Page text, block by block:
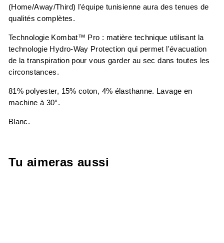
(Home/Away/Third) l'équipe tunisienne aura des tenues de
qualités complètes.
Technologie Kombat™ Pro : matière technique utilisant la
technologie Hydro-Way Protection qui permet l'évacuation
de la transpiration pour vous garder au sec dans toutes les
circonstances.
81% polyester, 15% coton, 4% élasthanne. Lavage en
machine à 30°.
Blanc.
Tu aimeras aussi